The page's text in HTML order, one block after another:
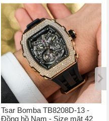
Tsar Bomba TB8208D-13 -
Đồng hồ Nam - Size mặt 42